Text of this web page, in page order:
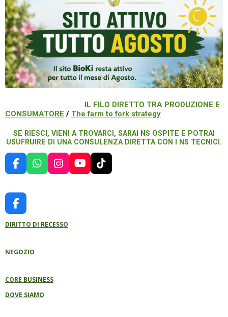
IL FILO DIRETTO TRA PRODUZIONE E
CONSUMATORE / The farm to fork strategy
SE RIESCI, VIENI A TROVARCI, SARAI NS OSPITE E POTRAI
USUFRUIRE DI UNA CONSULENZA DIRETTA CON I NS TECNICI.
F
A
E
B
O
O
W
H
P
I
N
R
Y
O
T
I
F
A
C
O
K
DIRITTO DI RECESSO
NEGOZIO
CORE BUSINESS
DOVE SIAMO